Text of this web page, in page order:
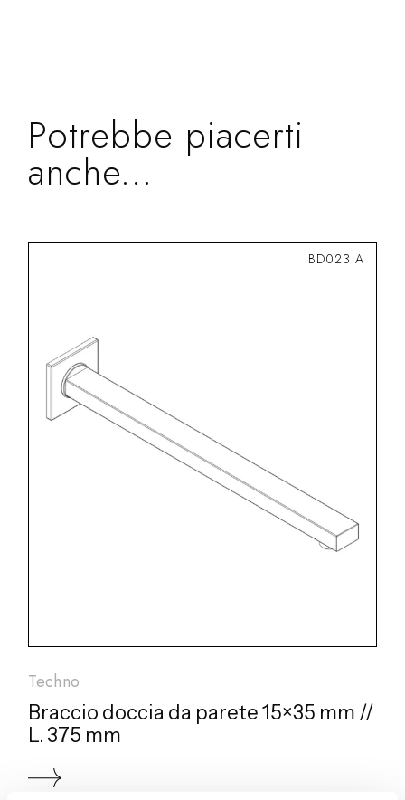
Potrebbe piacerti
anche...
BD023 A
Techno
Braccio doccia da parete 15×35 mm //
L. 375 mm